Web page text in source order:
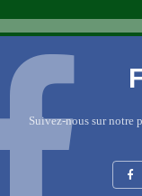
Suivez-nous sur notre